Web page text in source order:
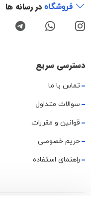
فروشگاه در رسانه ها
دسترسی سریع
تماس با ما
سوالات متداول
قوانین و مقررات
حریم خصوصی
راهنمای استفاده